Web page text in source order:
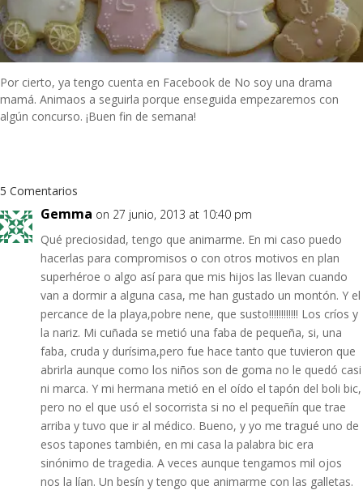
Por cierto, ya tengo cuenta en Facebook de No soy una drama
mamá. Animaos a seguirla porque enseguida empezaremos con
algún concurso. ¡Buen fin de semana!
5 Comentarios
Gemma on 27 junio, 2013 at 10:40 pm
Qué preciosidad, tengo que animarme. En mi caso puedo
hacerlas para compromisos o con otros motivos en plan
superhéroe o algo así para que mis hijos las llevan cuando
van a dormir a alguna casa, me han gustado un montón. Y el
percance de la playa,pobre nene, que susto!!!!!!!!!!!! Los críos y
la nariz. Mi cuñada se metió una faba de pequeña, si, una
faba, cruda y durísima,pero fue hace tanto que tuvieron que
abrirla aunque como los niños son de goma no le quedó casi
ni marca. Y mi hermana metió en el oído el tapón del boli bic,
pero no el que usó el socorrista si no el pequeñín que trae
arriba y tuvo que ir al médico. Bueno, y yo me tragué uno de
esos tapones también, en mi casa la palabra bic era
sinónimo de tragedia. A veces aunque tengamos mil ojos
nos la lían. Un besín y tengo que animarme con las galletas.